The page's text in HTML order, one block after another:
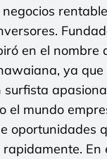
en el nombre
ya que
el mundo
oportunidades
En